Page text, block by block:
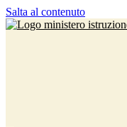
Salta al contenuto